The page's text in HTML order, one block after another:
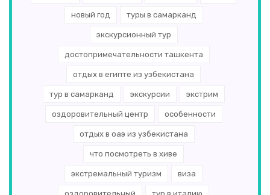
новый год туры в самарканд
экскурсионный тур
достопримечательности ташкента
отдых в египте из узбекистана
тур в самарканд экскурсии экстрим
оздоровительный центр особенности
отдых в оаэ из узбекистана
что посмотреть в хиве
экстремальный туризм виза